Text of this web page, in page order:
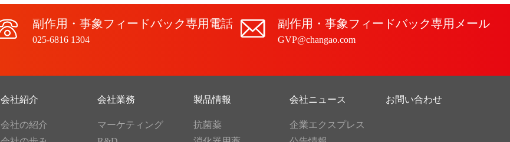
副作用・事象フィードバック専用電話
025-6816 1304
副作用・事象フィードバック専用メール
GVP@changao.com
会社紹介
会社の紹介
会社業務
マーケティング
製品情報
抗菌薬
会社ニュース
企業エクスプレス
お問い合わせ